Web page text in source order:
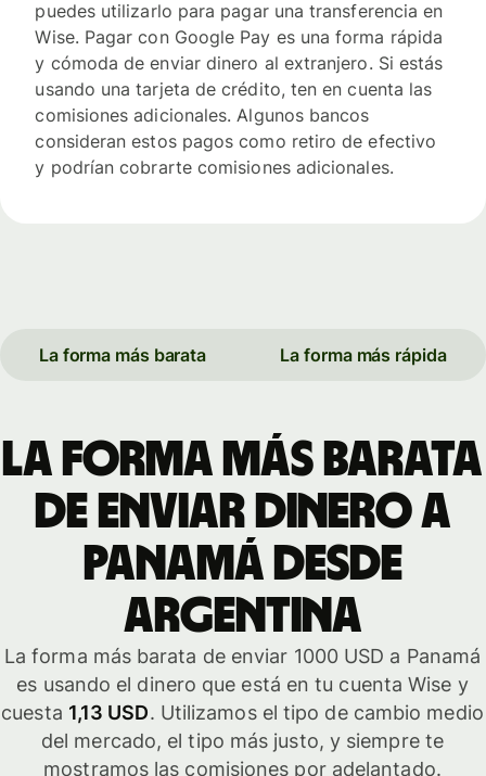
puedes utilizarlo para pagar una transferencia en
Wise. Pagar con Google Pay es una forma rápida
y cómoda de enviar dinero al extranjero. Si estás
usando una tarjeta de crédito, ten en cuenta las
comisiones adicionales. Algunos bancos
consideran estos pagos como retiro de efectivo
y podrían cobrarte comisiones adicionales.
La forma más barata La forma más rápida
La forma más barata
de enviar dinero a
Panamá desde
Argentina
La forma más barata de enviar 1000 USD a Panamá
es usando el dinero que está en tu cuenta Wise y
cuesta 1,13 USD. Utilizamos el tipo de cambio medio
del mercado, el tipo más justo, y siempre te
mostramos las comisiones por adelantado.